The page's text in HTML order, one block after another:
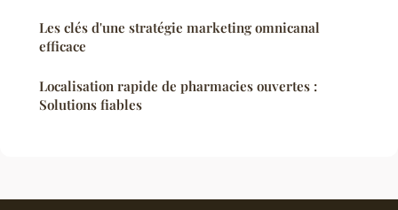
Les clés d'une stratégie marketing omnicanal
efficace
Localisation rapide de pharmacies ouvertes :
Solutions fiables